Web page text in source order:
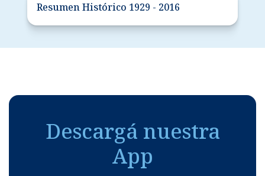
Resumen Histórico 1929 - 2016
Descargá nuestra
App